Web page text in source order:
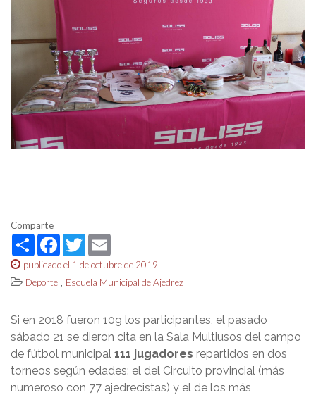
Comparte
ShareFacebook
Twitter
publicado el 1 de octubre de 2019
Deporte
Escuela Municipal de Ajedrez
Si en 2018 fueron 109 los participantes, el pasado
sábado 21 se dieron cita en la Sala Multiusos del campo
de fútbol municipal 111 jugadores repartidos en dos
torneos según edades: el del Circuito provincial (más
numeroso con 77 ajedrecistas) y el de los más